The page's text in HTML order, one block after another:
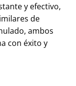
y efectivo,
de
ambos
con éxito y